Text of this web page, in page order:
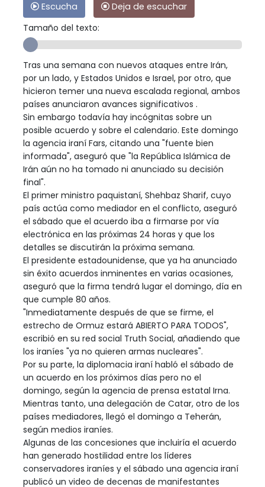
Escucha
Deja de escuchar
Tamaño del texto:
Tras una semana con nuevos ataques entre Irán,
por un lado, y Estados Unidos e Israel, por otro, que
hicieron temer una nueva escalada regional, ambos
países anunciaron avances significativos .
Sin embargo todavía hay incógnitas sobre un
posible acuerdo y sobre el calendario. Este domingo
la agencia iraní Fars, citando una "fuente bien
informada", aseguró que "la República Islámica de
Irán aún no ha tomado ni anunciado su decisión
final".
El primer ministro paquistaní, Shehbaz Sharif, cuyo
país actúa como mediador en el conflicto, aseguró
el sábado que el acuerdo iba a firmarse por vía
electrónica en las próximas 24 horas y que los
detalles se discutirán la próxima semana.
El presidente estadounidense, que ya ha anunciado
sin éxito acuerdos inminentes en varias ocasiones,
aseguró que la firma tendrá lugar el domingo, día en
que cumple 80 años.
"Inmediatamente después de que se firme, el
estrecho de Ormuz estará ABIERTO PARA TODOS",
escribió en su red social Truth Social, añadiendo que
los iraníes "ya no quieren armas nucleares".
Por su parte, la diplomacia iraní habló el sábado de
un acuerdo en los próximos días pero no el
domingo, según la agencia de prensa estatal Irna.
Mientras tanto, una delegación de Catar, otro de los
países mediadores, llegó el domingo a Teherán,
según medios iraníes.
Algunas de las concesiones que incluiría el acuerdo
han generado hostilidad entre los líderes
conservadores iraníes y el sábado una agencia iraní
publicó un video de decenas de manifestantes